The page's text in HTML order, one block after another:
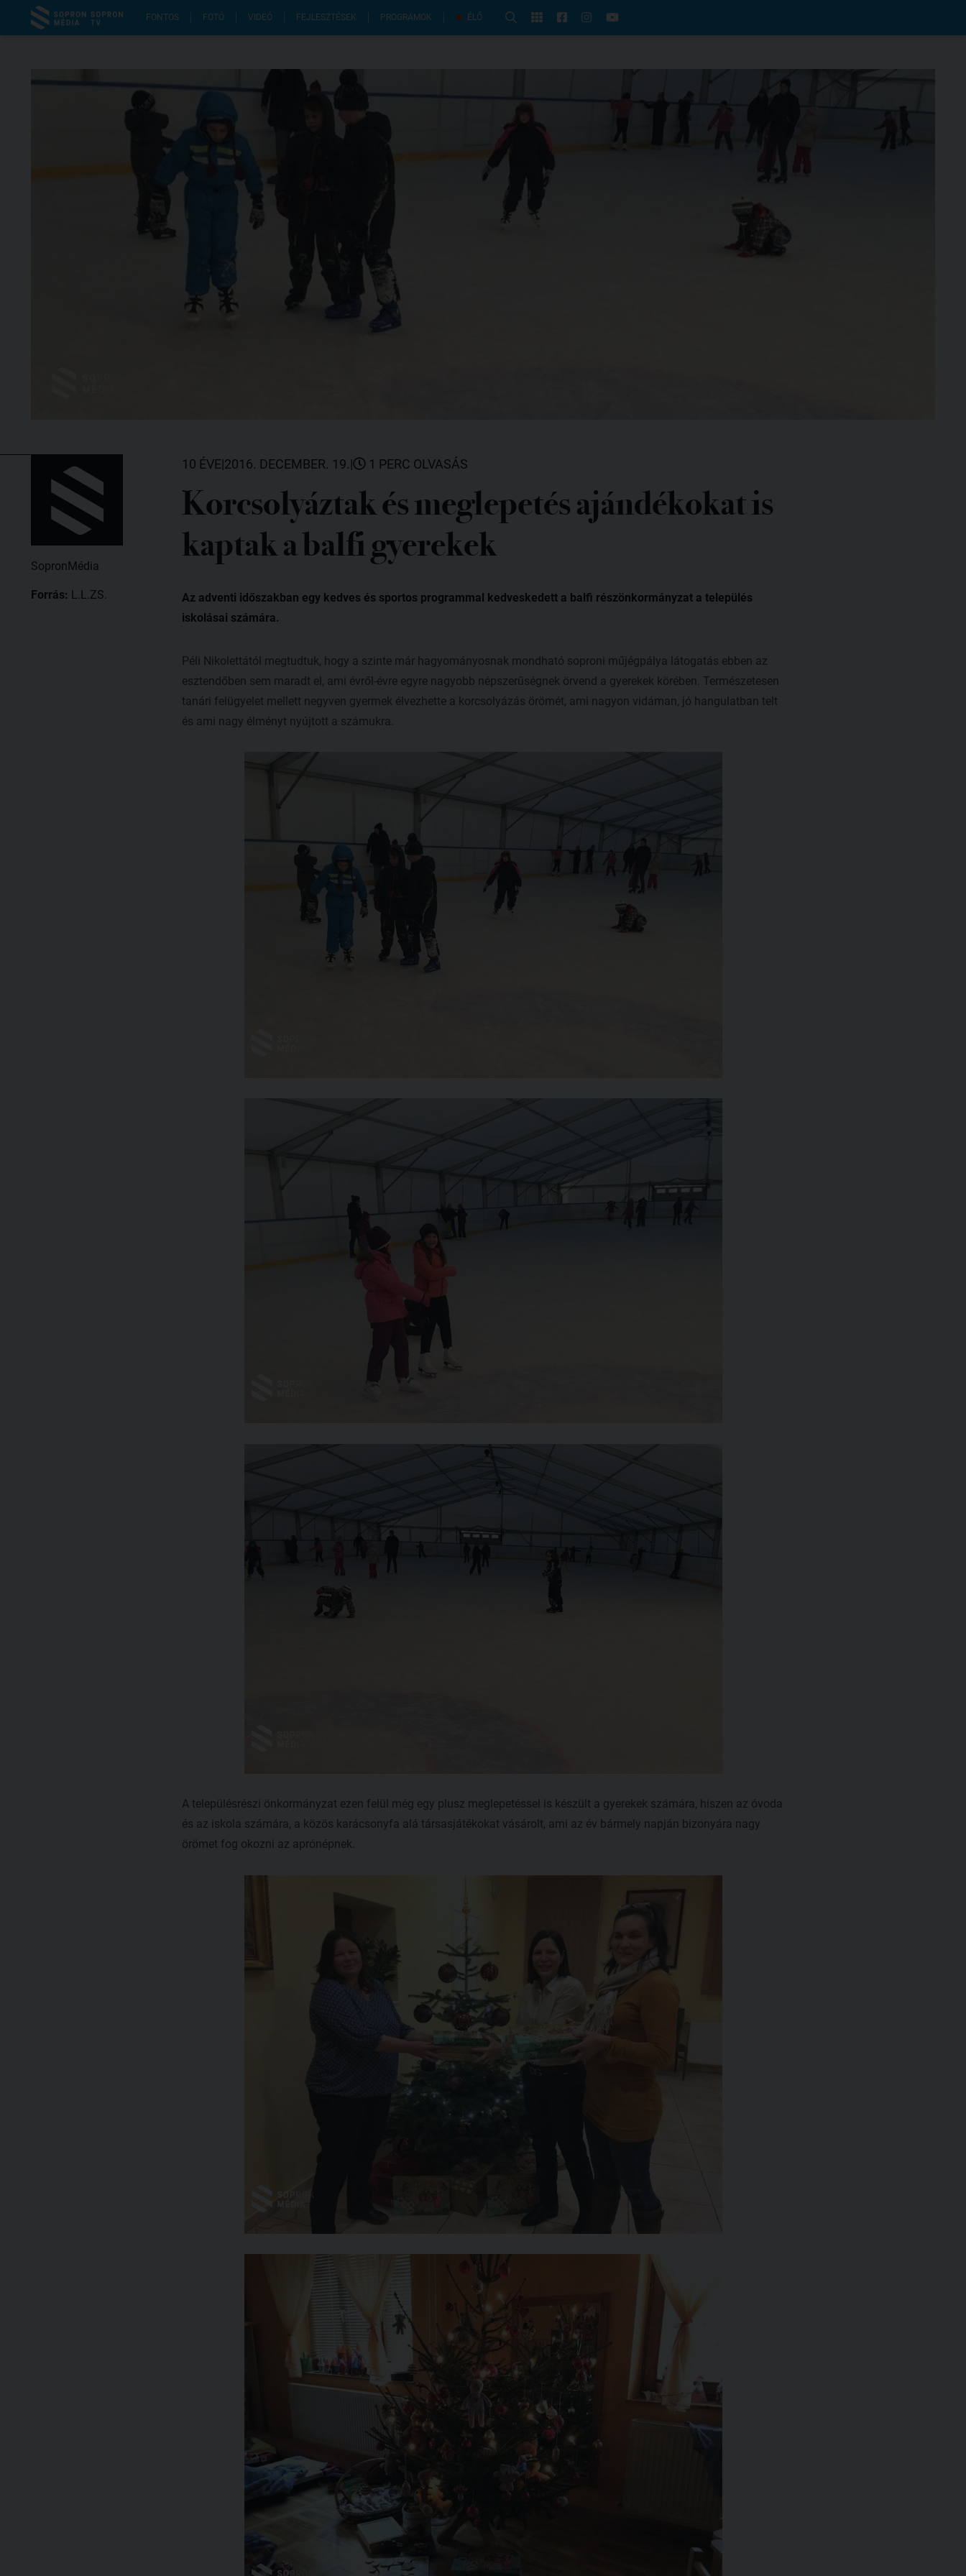
FONTOS FOTÓ VIDEÓ FEJLESZTÉSEK PROGRAMOK ÉLŐ
SopronMédia
Forrás: L.L.ZS.
10 ÉVE|2016. DECEMBER. 19.| 1 PERC OLVASÁS
Korcsolyáztak és meglepetés ajándékokat is
kaptak a balfi gyerekek
Az adventi időszakban egy kedves és sportos programmal kedveskedett a balfi részönkormányzat a település
iskolásai számára.
Péli Nikolettától megtudtuk, hogy a szinte már hagyományosnak mondható soproni műjégpálya látogatás ebben az
esztendőben sem maradt el, ami évről-évre egyre nagyobb népszerűségnek örvend a gyerekek körében. Természetesen
tanári felügyelet mellett negyven gyermek élvezhette a korcsolyázás örömét, ami nagyon vidáman, jó hangulatban telt
és ami nagy élményt nyújtott a számukra.
A településrészi önkormányzat ezen felül még egy plusz meglepetéssel is készült a gyerekek számára, hiszen az óvoda
és az iskola számára, a közös karácsonyfa alá társasjátékokat vásárolt, ami az év bármely napján bizonyára nagy
örömet fog okozni az aprónépnek.